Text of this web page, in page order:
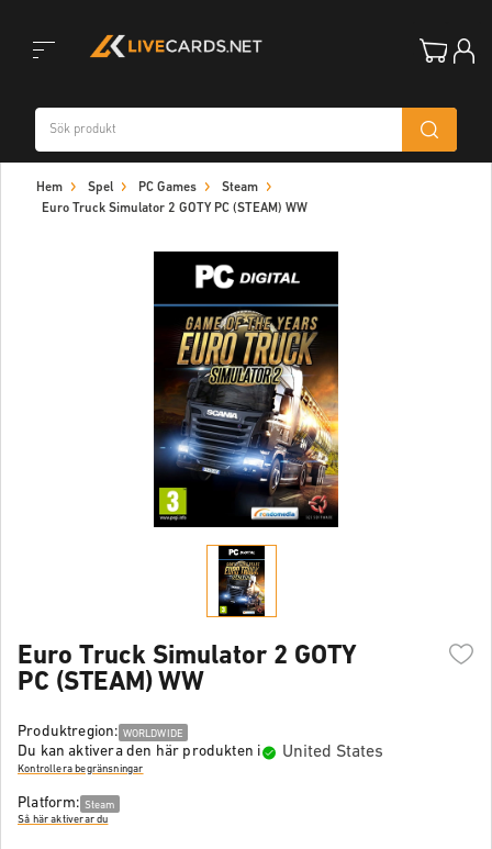
navigation
Hem Spel PC Games
Steam
Euro Truck Simulator 2 GOTY PC (STEAM) WW
Euro Truck Simulator 2 GOTY
PC (STEAM) WW
Produktregion: WORLDWIDE
Du kan aktivera den här produkten i United States
Kontrollera begränsningar
Platform: Steam
Så här aktiverar du